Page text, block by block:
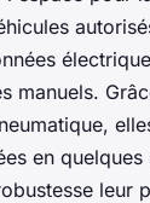
manuels.
en quelques
leur